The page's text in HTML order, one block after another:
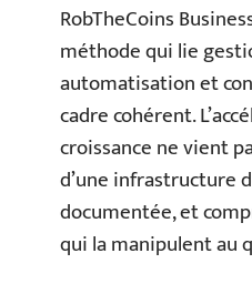
RobTheCoins
méthode qui lie
automatisation et
cadre cohérent.
croissance ne vient
d’une infrastructure
documentée, et
qui la manipulent au